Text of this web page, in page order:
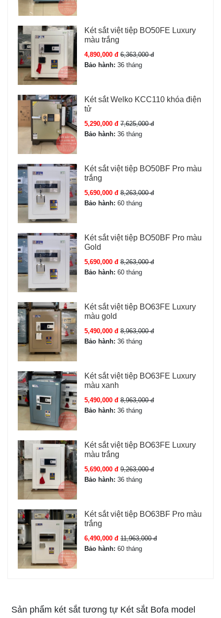
Két sắt việt tiệp BO50FE Luxury
màu trắng
4,890,000 đ 6,363,000 đ
Bảo hành: 36 tháng
Két sắt Welko KCC110 khóa điện
tử
5,290,000 đ 7,625,000 đ
Bảo hành: 36 tháng
Két sắt việt tiệp BO50BF Pro màu
trắng
5,690,000 đ 8,263,000 đ
Bảo hành: 60 tháng
Két sắt việt tiệp BO50BF Pro màu
Gold
5,690,000 đ 8,263,000 đ
Bảo hành: 60 tháng
Két sắt việt tiệp BO63FE Luxury
màu gold
5,490,000 đ 8,963,000 đ
Bảo hành: 36 tháng
Két sắt việt tiệp BO63FE Luxury
màu xanh
5,490,000 đ 8,963,000 đ
Bảo hành: 36 tháng
Két sắt việt tiệp BO63FE Luxury
màu trắng
5,690,000 đ 9,263,000 đ
Bảo hành: 36 tháng
Két sắt việt tiệp BO63BF Pro màu
trắng
6,490,000 đ 11,963,000 đ
Bảo hành: 60 tháng
Sản phẩm két sắt tương tự Két sắt Bofa model